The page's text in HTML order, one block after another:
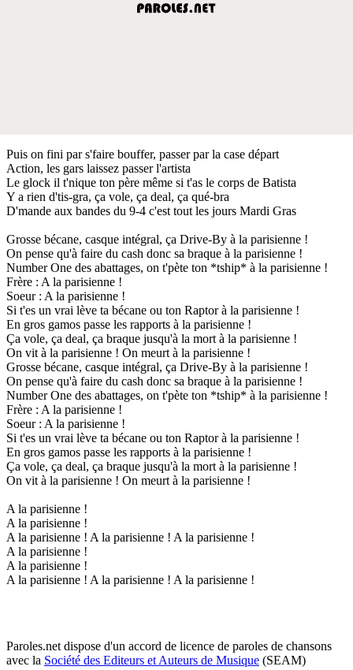
Puis on fini par s'faire bouffer, passer par la case départ
Action, les gars laissez passer l'artista
Le glock il t'nique ton père même si t'as le corps de Batista
Y a rien d'tis-gra, ça vole, ça deal, ça qué-bra
D'mande aux bandes du 9-4 c'est tout les jours Mardi Gras
Grosse bécane, casque intégral, ça Drive-By à la parisienne !
On pense qu'à faire du cash donc sa braque à la parisienne !
Number One des abattages, on t'pète ton *tship* à la parisienne !
Frère : A la parisienne !
Soeur : A la parisienne !
Si t'es un vrai lève ta bécane ou ton Raptor à la parisienne !
En gros gamos passe les rapports à la parisienne !
Ça vole, ça deal, ça braque jusqu'à la mort à la parisienne !
On vit à la parisienne ! On meurt à la parisienne !
Grosse bécane, casque intégral, ça Drive-By à la parisienne !
On pense qu'à faire du cash donc sa braque à la parisienne !
Number One des abattages, on t'pète ton *tship* à la parisienne !
Frère : A la parisienne !
Soeur : A la parisienne !
Si t'es un vrai lève ta bécane ou ton Raptor à la parisienne !
En gros gamos passe les rapports à la parisienne !
Ça vole, ça deal, ça braque jusqu'à la mort à la parisienne !
On vit à la parisienne ! On meurt à la parisienne !
A la parisienne !
A la parisienne !
A la parisienne ! A la parisienne ! A la parisienne !
A la parisienne !
A la parisienne !
A la parisienne ! A la parisienne ! A la parisienne !
Paroles.net dispose d'un accord de licence de paroles de chansons
avec la Société des Editeurs et Auteurs de Musique (SEAM)